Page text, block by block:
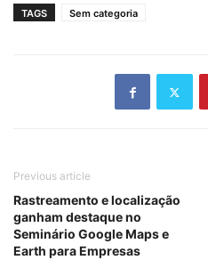
TAGS Sem categoria
Previous article
Rastreamento e localização
ganham destaque no
Seminário Google Maps e
Earth para Empresas